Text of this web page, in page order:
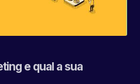
e qual a sua